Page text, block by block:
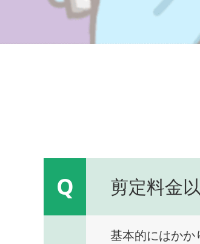
Q 剪定料金
基本的にはかか